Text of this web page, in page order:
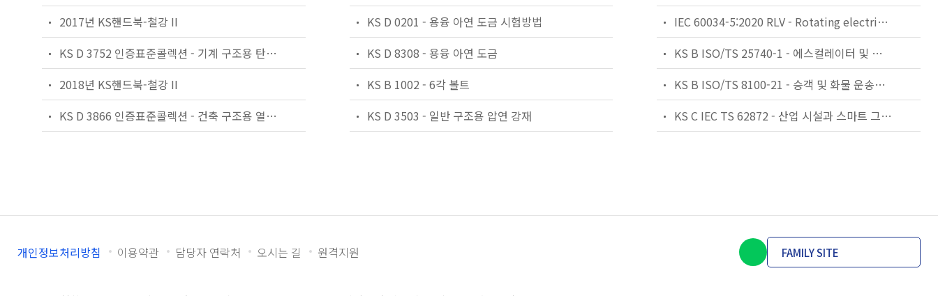
2017년 KS핸드북-철강 II
KS D 3752 인증표준콜렉션 - 기계 구조용 탄소 강재
2018년 KS핸드북-철강 II
KS D 3866 인증표준콜렉션 - 건축 구조용 열간 압연 형강
KS D 0201 - 용융 아연 도금 시험방법
KS D 8308 - 용융 아연 도금
KS B 1002 - 6각 볼트
KS D 3503 - 일반 구조용 압연 강재
IEC 60034-5:2020 RLV - Rotating electrical machines - Part 5: Degrees of protection provided by the integral design of rotating electrical machines (IP code) - Classification
KS B ISO/TS 25740-1 - 에스컬레이터 및 무빙워크에 대한 안전요건 — 제1부: 세계공통 필수 안전요건(GESRs)
KS B ISO/TS 8100-21 - 승객 및 화물 운송용 엘리베이터 —제21부: 세계공통 필수안전요건(GESRs)을 충족하는 세계공통 안전 파라미터(GSPs)
KS C IEC TS 62872 - 산업 시설과 스마트 그리드 사이의 산업 공정 측정, 제어 및 자동화 시스템 인터페이스
개인정보처리방침 이용약관 담당자 연락처 오시는 길 원격지원 FAMILY SITE